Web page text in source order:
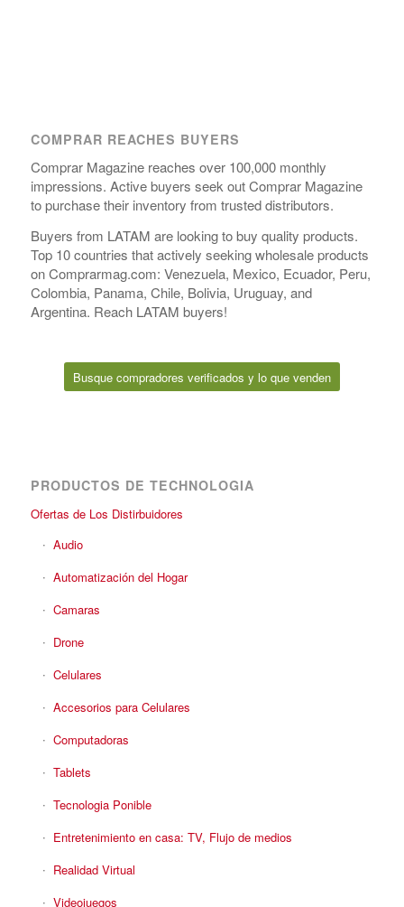
COMPRAR REACHES BUYERS
Comprar Magazine reaches over 100,000 monthly
impressions. Active buyers seek out Comprar Magazine
to purchase their inventory from trusted distributors.
Buyers from LATAM are looking to buy quality products.
Top 10 countries that actively seeking wholesale products
on Comprarmag.com: Venezuela, Mexico, Ecuador, Peru,
Colombia, Panama, Chile, Bolivia, Uruguay, and
Argentina. Reach LATAM buyers!
Busque compradores verificados y lo que venden
PRODUCTOS DE TECHNOLOGIA
Ofertas de Los Distirbuidores
Audio
Automatización del Hogar
Camaras
Drone
Celulares
Accesorios para Celulares
Computadoras
Tablets
Tecnologia Ponible
Entretenimiento en casa: TV, Flujo de medios
Realidad Virtual
Videojuegos